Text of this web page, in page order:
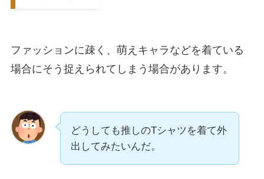
ファッションに疎く、萌えキャラなどを着ている
場合にそう捉えられてしまう場合があります。
どうしても推しのTシャツを着て外
出してみたいんだ。